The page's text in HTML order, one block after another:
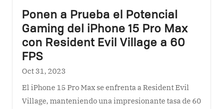
Ponen a Prueba el Potencial
Gaming del iPhone 15 Pro Max
con Resident Evil Village a 60
FPS
Oct 31, 2023
El iPhone 15 Pro Max se enfrenta a Resident Evil
Village, manteniendo una impresionante tasa de 60